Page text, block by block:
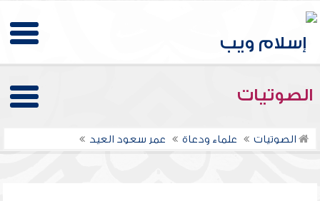
الصوتيات
الصوتيات علماء ودعاة عمر سعود العيد